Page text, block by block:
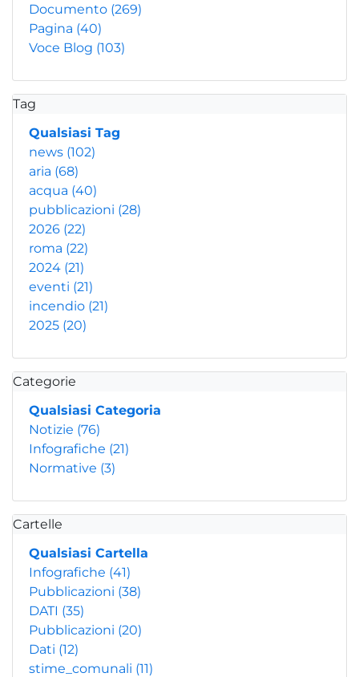
Documento (269)
Pagina (40)
Voce Blog (103)
Tag
Qualsiasi Tag
news (102)
aria (68)
acqua (40)
pubblicazioni (28)
2026 (22)
roma (22)
2024 (21)
eventi (21)
incendio (21)
2025 (20)
Categorie
Qualsiasi Categoria
Notizie (76)
Infografiche (21)
Normative (3)
Cartelle
Qualsiasi Cartella
Infografiche (41)
Pubblicazioni (38)
DATI (35)
Pubblicazioni (20)
Dati (12)
stime_comunali (11)